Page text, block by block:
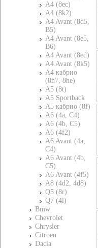
A4 (8ec)
A4 (8k2)
A4 Avant (8d5,
B5)
A4 Avant (8e5,
B6)
A4 Avant (8ed)
A4 Avant (8k5)
A4 кабрио
(8h7, 8he)
A5 (8t)
A5 Sportback
A5 кабрио (8f)
A6 (4a, C4)
A6 (4b, C5)
A6 (4f2)
A6 Avant (4a,
C4)
A6 Avant (4b,
C5)
A6 Avant (4f5)
A8 (4d2, 4d8)
Q5 (8r)
Q7 (4l)
Bmw
Chevrolet
Chrysler
Citroen
Dacia